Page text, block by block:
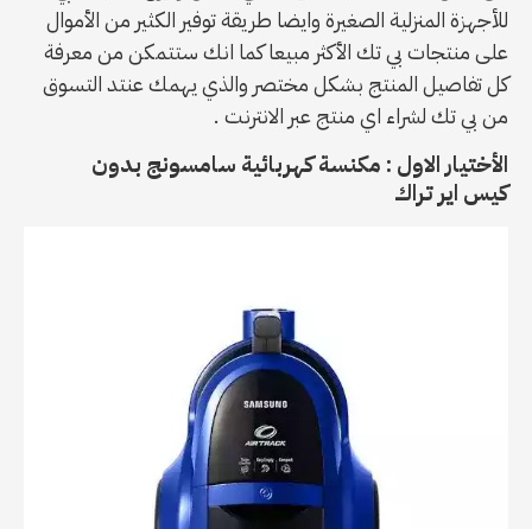
للأجهزة المنزلية الصغيرة وايضا طريقة توفير الكثير من الأموال
على منتجات بي تك الأكثر مبيعا كما انك ستتمكن من معرفة
كل تفاصيل المنتج بشكل مختصر والذي يهمك عنتد التسوق
من بي تك لشراء اي منتج عبر الانترنت .
الأختيار الاول : مكنسة كهربائية سامسونج بدون
كيس اير تراك